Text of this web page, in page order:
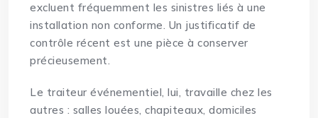
excluent fréquemment les sinistres liés à une
installation non conforme. Un justificatif de
contrôle récent est une pièce à conserver
précieusement.
Le traiteur événementiel, lui, travaille chez les
autres : salles louées, chapiteaux, domiciles